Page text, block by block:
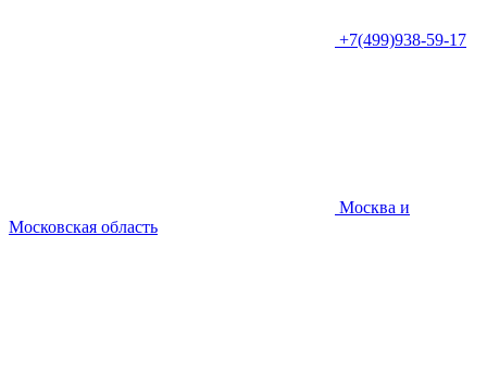
+7(499)938-59-17
Москва и
Московская область